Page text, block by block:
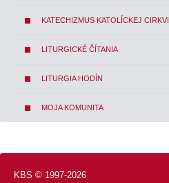
KATECHIZMUS KATOLÍCKEJ CIRKVI
LITURGICKÉ ČÍTANIA
LITURGIA HODÍN
MOJA KOMUNITA
KBS © 1997-2026